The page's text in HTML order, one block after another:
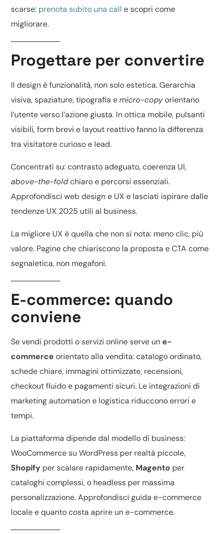
scarse: prenota subito una call e scopri come
migliorare.
Progettare per convertire
Il design è funzionalità, non solo estetica. Gerarchia
visiva, spaziature, tipografia emicro-copyorientano
l’utente verso l’azione giusta. In ottica mobile, pulsanti
visibili, form brevi e layout reattivo fanno la differenza
tra visitatore curioso e lead.
Concentrati su: contrasto adeguato, coerenza UI,
above-the-foldchiaro e percorsi essenziali.
Approfondisciweb design e UX e lasciati ispirare dalle
tendenze UX 2025 utili al business.
La migliore UX è quella che non si nota: meno clic, più
valore. Pagine che chiariscono la proposta e CTA come
segnaletica, non megafoni.
E-commerce: quando
conviene
Se vendi prodotti o servizi online serve une-
commerce orientato alla vendita: catalogo ordinato,
schede chiare, immagini ottimizzate, recensioni,
checkout fluido e pagamenti sicuri. Le integrazioni di
marketing automation e logistica riduccono errori e
tempi.
La piattaforma dipende dal modello di business:
WooCommerce su WordPress per realtà piccole,
Shopify per scalare rapidamente, Magento per
cataloghi complessi, o headless per massima
personalizzazione. Approfondisciguida e-commerce
localeequanto costa aprire un e-commerce.